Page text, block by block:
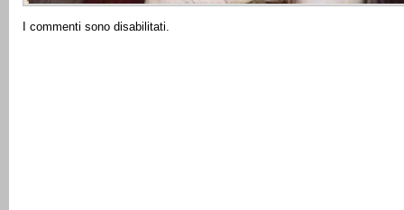
I commenti sono disabilitati.